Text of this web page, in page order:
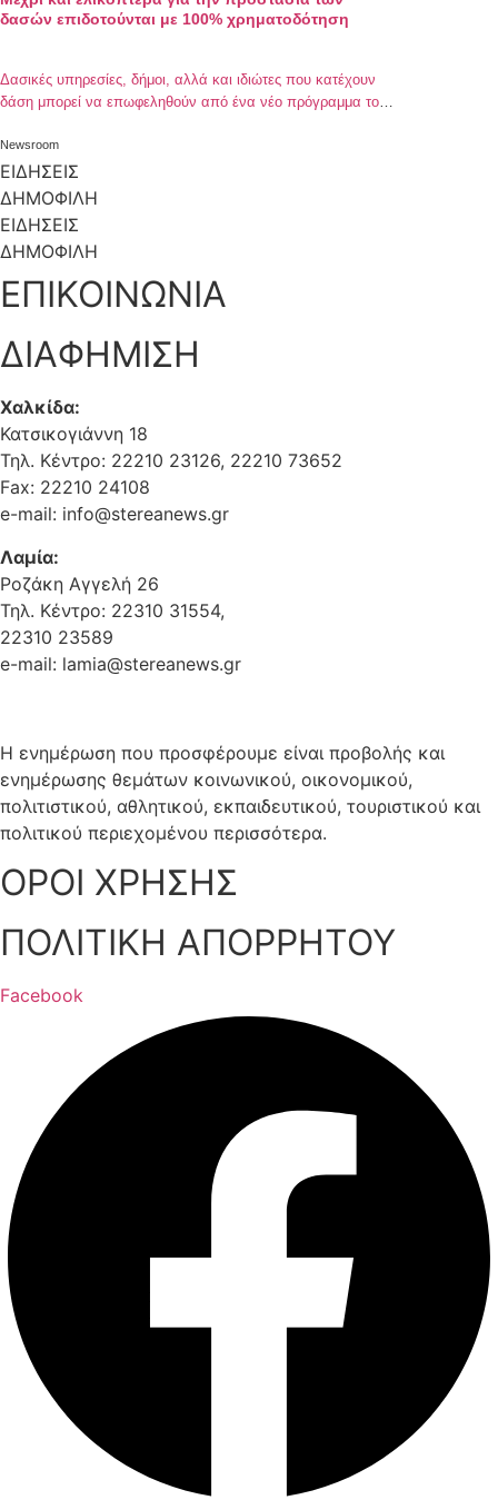
δασών επιδοτούνται με 100% χρηματοδότηση
Δασικές υπηρεσίες, δήμοι, αλλά και ιδιώτες που κατέχουν
δάση μπορεί να επωφεληθούν από ένα νέο πρόγραμμα του
προχωρήσουν σε δράσεις, οι οποίες ως σκοπό θα έχουν την
προστασία αυτών των εκτάσεων. Το θέμα της απόφασης
είναι «Ρυθμίσεις στο πλαίσιο του Υπομέτρου 8.3:Πρόληψη
Newsroom
ΕΙΔΗΣΕΙΣ
ΔΗΜΟΦΙΛΗ
ΕΙΔΗΣΕΙΣ
ΔΗΜΟΦΙΛΗ
ΕΠΙΚΟΙΝΩΝΙΑ
ΔΙΑΦΗΜΙΣΗ
Χαλκίδα:
Κατσικογιάννη 18
Τηλ. Κέντρο: 22210 23126, 22210 73652
Fax: 22210 24108
e-mail: info@stereanews.gr
Λαμία:
Ροζάκη Αγγελή 26
Τηλ. Κέντρο: 22310 31554,
22310 23589
e-mail: lamia@stereanews.gr
Η ενημέρωση που προσφέρουμε είναι προβολής και
ενημέρωσης θεμάτων κοινωνικού, οικονομικού,
πολιτιστικού, αθλητικού, εκπαιδευτικού, τουριστικού και
πολιτικού περιεχομένου περισσότερα.
ΟΡΟΙ ΧΡΗΣΗΣ
ΠΟΛΙΤΙΚΗ ΑΠΟΡΡΗΤΟΥ
Facebook